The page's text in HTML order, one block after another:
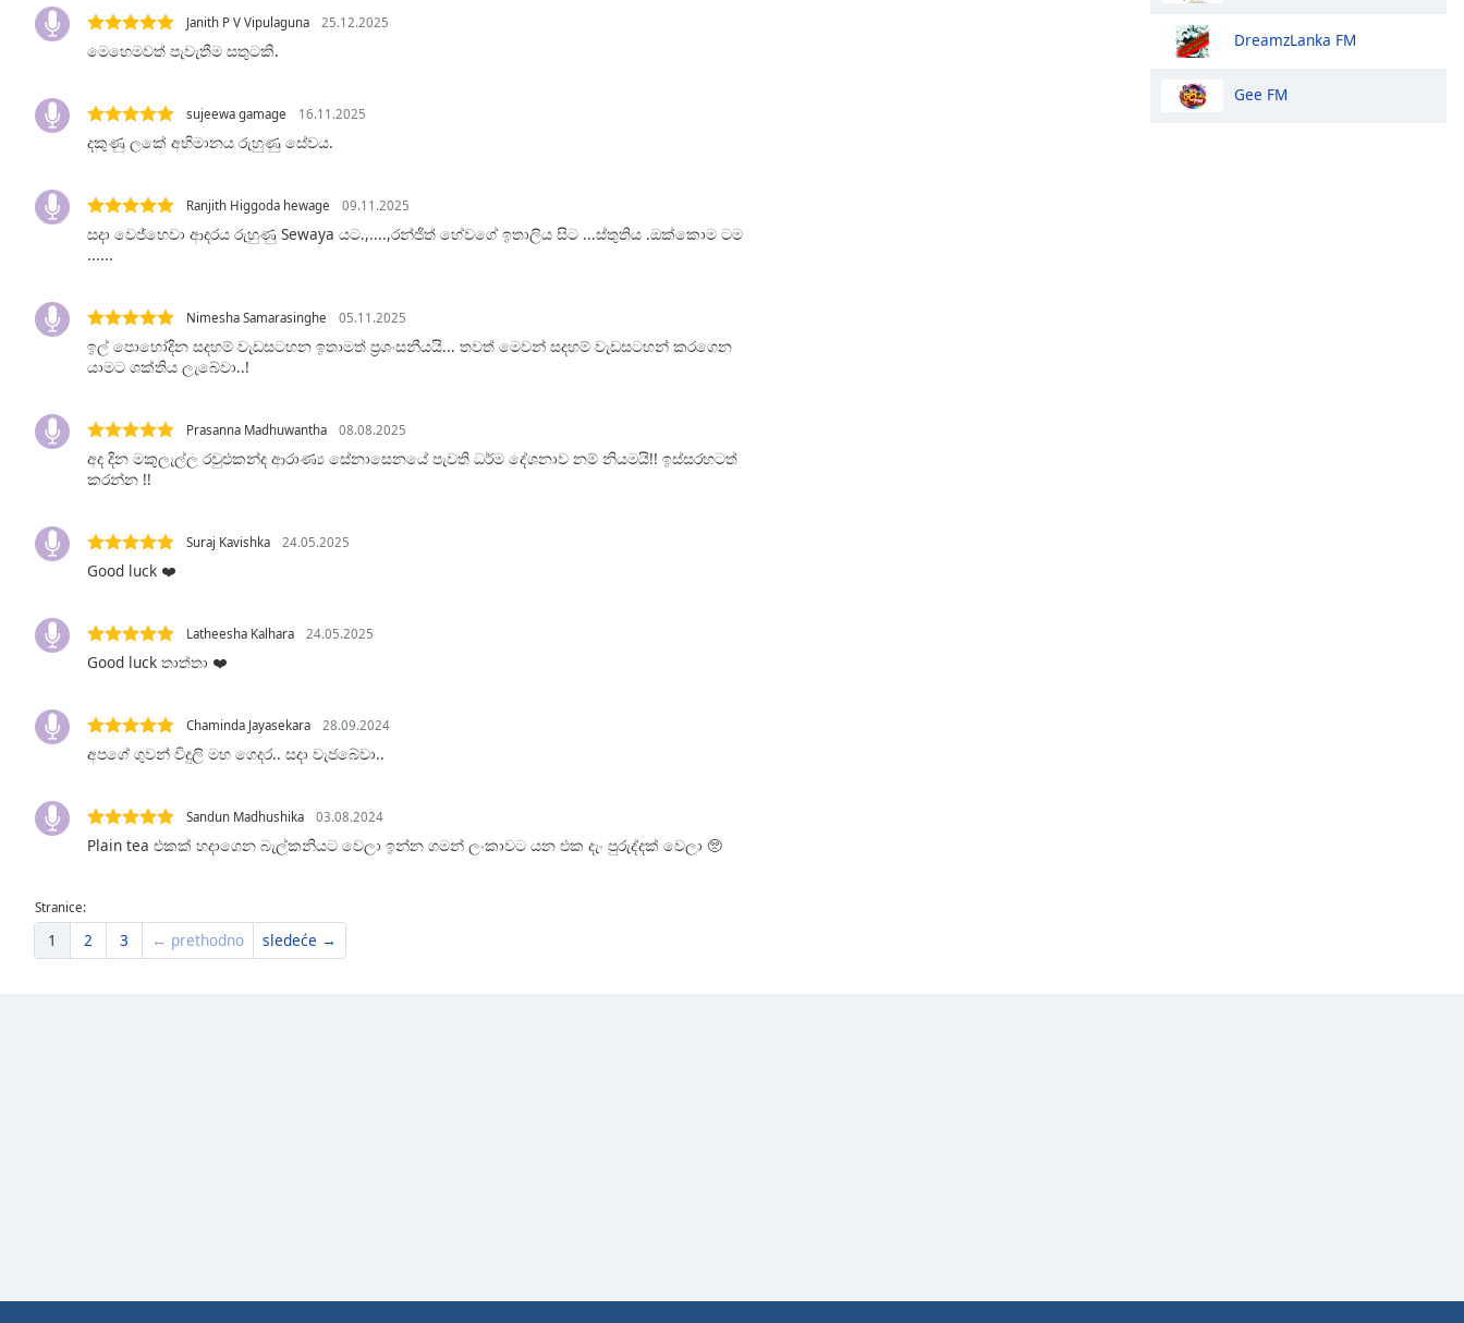
off,
selected
subtitles
settings,
subtitles
settings
dialog
subtitles
selected
Picture-
in-
Picture
modal
Beginning
window.
Escape
close
Color
Background
Janith P V Vipulaguna 25.12.2025
මෙහෙමවත් පැවැතීම සතුටකි.
sujeewa gamage 16.11.2025
දකුණු ලකේ අභිමානය රුහුණු සේවය.
Ranjith Higgoda hewage 09.11.2025
සදා වෙජ්භෙවා ආදරය රුහුණු Sewaya යට.,....,රන්ජිත් හේවගේ ඉතාලිය සිට ...ස්තුතිය .ඔක්කොම ටම
......
Nimesha Samarasinghe 05.11.2025
ඉල් පොහෝදින සදහම් වැඩසටහන ඉතාමත් ප්‍රශංසනීයයි... තවත් මෙවන් සදහම් වැඩසටහන් කරගෙන
යාමට ශක්තිය ලැබේවා..!
Prasanna Madhuwantha 08.08.2025
අද දින මකුලැල්ල රවුළුකන්ද ආරාණ්‍ය සේනාසෙනයේ පැවති ධර්ම දේශනාව නම් නියමයි!! ඉස්සරහටත්
කරන්න !!
Suraj Kavishka 24.05.2025
Good luck ❤️
Latheesha Kalhara 24.05.2025
Good luck තාත්තා ❤️
Chaminda Jayasekara 28.09.2024
අපගේ ගුවන් විදුලි මහ ගෙදර.. සදා වැජබේවා..
Sandun Madhushika 03.08.2024
Plain tea එකක් හදාගෙන බැල්කනියට වෙලා ඉන්න ගමන් ලංකාවට යන එක දැං පුරුද්දක් වෙලා 🥺
Stranice:
1 2 3 ← prethodno sledeće →
DreamzLanka FM
Gee FM